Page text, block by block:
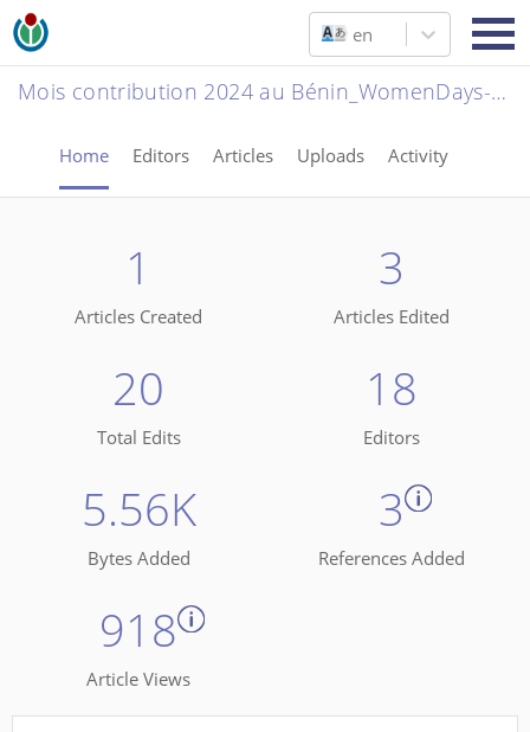
en
Mois contribution 2024 au Bénin_WomenDays-atelier_14_mars 2024
Home Editors Articles Uploads Activity
1
Articles Created
3
Articles Edited
20
Total Edits
18
Editors
5.56K
Bytes Added
3
References Added
918
Article Views